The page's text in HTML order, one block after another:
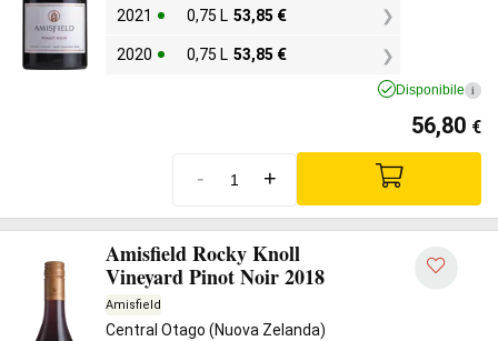
2021 0,75 L 53,85 €
2020 0,75 L 53,85 €
Disponibile i
56,80 €
- +
Amisfield Rocky Knoll
Vineyard Pinot Noir 2018
Amisfield
Central Otago (Nuova Zelanda)